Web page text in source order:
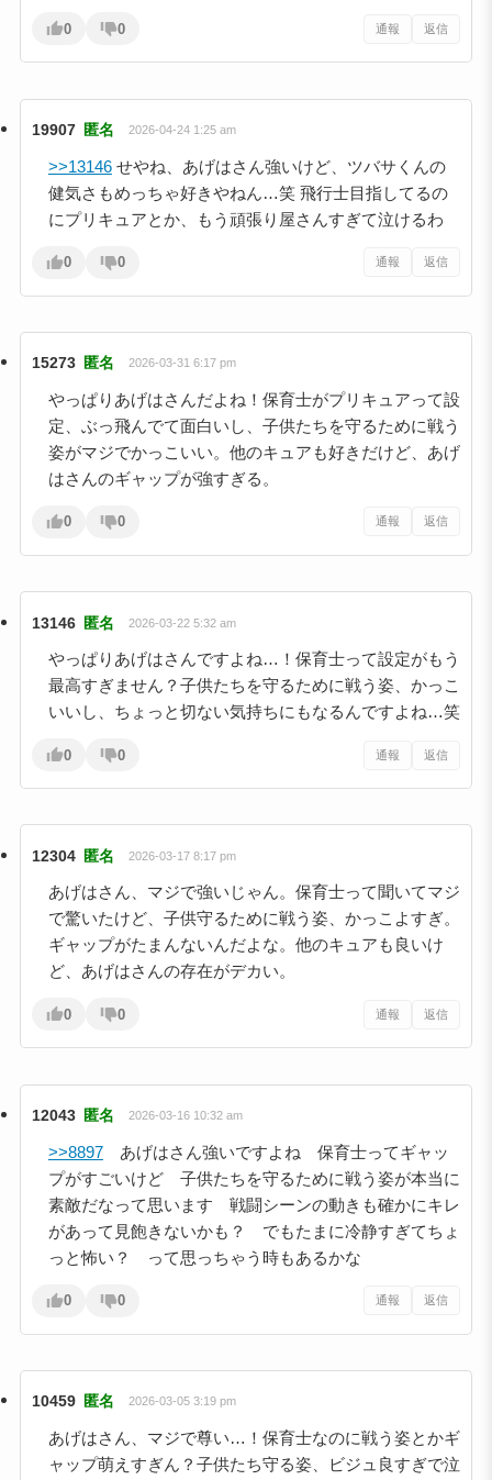
0 0 通報 返信
19907 匿名 2026-04-24 1:25 am
>>13146せやね、あげはさん強いけど、ツバサくんの
健気さもめっちゃ好きやねん…笑 飛行士目指してるの
にプリキュアとか、もう頑張り屋さんすぎて泣けるわ
0 0 通報 返信
15273 匿名 2026-03-31 6:17 pm
やっぱりあげはさんだよね！保育士がプリキュアって設
定、ぶっ飛んでて面白いし、子供たちを守るために戦う
姿がマジでかっこいい。他のキュアも好きだけど、あげ
はさんのギャップが強すぎる。
0 0 通報 返信
13146 匿名 2026-03-22 5:32 am
やっぱりあげはさんですよね…！保育士って設定がもう
最高すぎません？子供たちを守るために戦う姿、かっこ
いいし、ちょっと切ない気持ちにもなるんですよね…笑
0 0 通報 返信
12304 匿名 2026-03-17 8:17 pm
あげはさん、マジで強いじゃん。保育士って聞いてマジ
で驚いたけど、子供守るために戦う姿、かっこよすぎ。
ギャップがたまんないんだよな。他のキュアも良いけ
ど、あげはさんの存在がデカい。
0 0 通報 返信
12043 匿名 2026-03-16 10:32 am
>>8897あげはさん強いですよね 保育士ってギャッ
プがすごいけど 子供たちを守るために戦う姿が本当に
素敵だなって思います 戦闘シーンの動きも確かにキレ
があって見飽きないかも？ でもたまに冷静すぎてちょ
っと怖い？ って思っちゃう時もあるかな
0 0 通報 返信
10459 匿名 2026-03-05 3:19 pm
あげはさん、マジで尊い…！保育士なのに戦う姿とかギ
ャップ萌えすぎん？子供たち守る姿、ビジュ良すぎで泣